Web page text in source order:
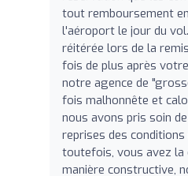
tout remboursement
l'aéroport le jour du
réitérée lors de la
fois de plus après
notre agence de
fois malhonnête et
nous avons pris soin
reprises des
toutefois, vous avez la
manière constructive,